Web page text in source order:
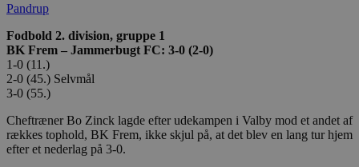
Pandrup
Fodbold 2. division, gruppe 1
BK Frem – Jammerbugt FC: 3-0 (2-0)
1-0 (11.)
2-0 (45.) Selvmål
3-0 (55.)
Cheftræner Bo Zinck lagde efter udekampen i Valby mod et andet af
rækkes tophold, BK Frem, ikke skjul på, at det blev en lang tur hjem
efter et nederlag på 3-0.